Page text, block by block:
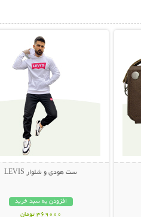
ست هودی و شلوار LEVIS
افزودن به سبد خرید
369000 تومان